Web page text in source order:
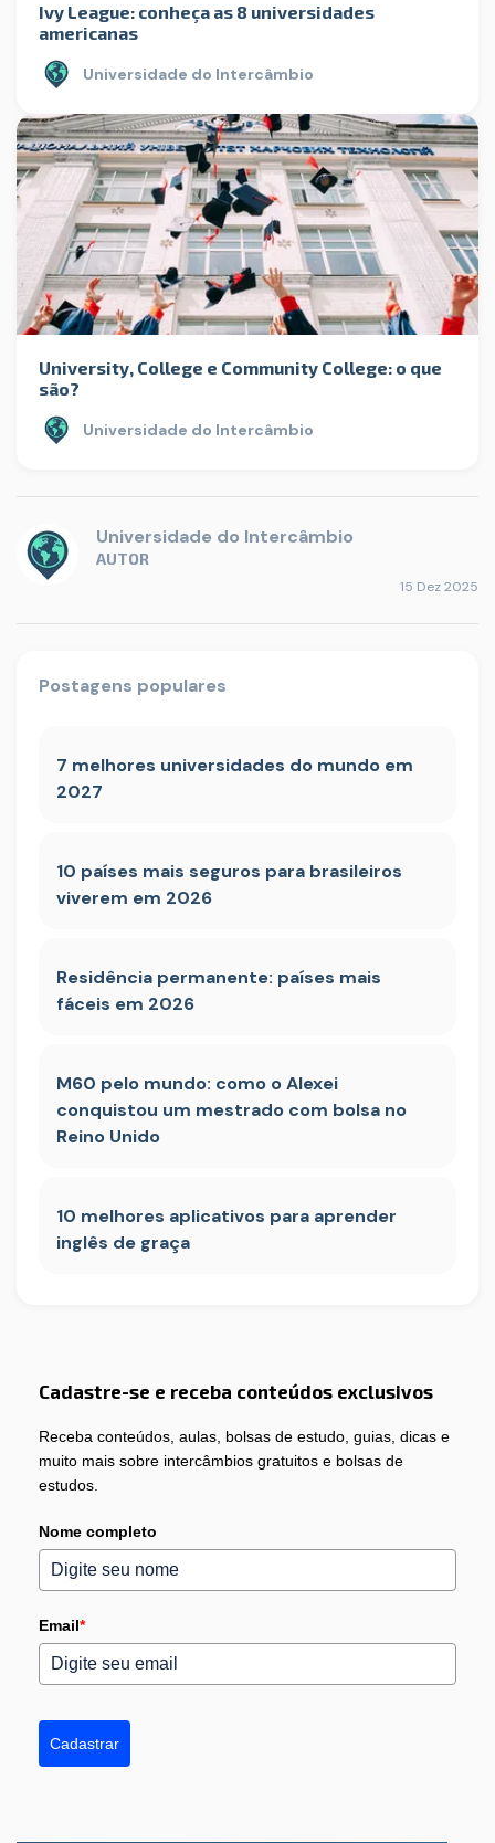
Ivy League: conheça as 8 universidades
americanas
Universidade do Intercâmbio
University, College e Community College: o que
são?
Universidade do Intercâmbio
Universidade do Intercâmbio
AUTOR
15 Dez 2025
Postagens populares
7 melhores universidades do mundo em
2027
10 países mais seguros para brasileiros
viverem em 2026
Residência permanente: países mais
fáceis em 2026
M60 pelo mundo: como o Alexei
conquistou um mestrado com bolsa no
Reino Unido
10 melhores aplicativos para aprender
inglês de graça
Cadastre-se e receba conteúdos exclusivos
Receba conteúdos, aulas, bolsas de estudo, guias, dicas e
muito mais sobre intercâmbios gratuitos e bolsas de
estudos.
Nome completo
Email*
Cadastrar